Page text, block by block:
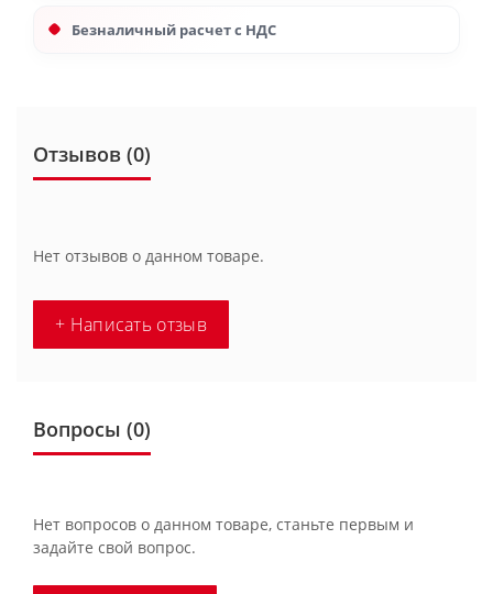
Безналичный расчет с НДС
Отзывов (0)
Нет отзывов о данном товаре.
+ Написать отзыв
Вопросы (0)
Нет вопросов о данном товаре, станьте первым и
задайте свой вопрос.